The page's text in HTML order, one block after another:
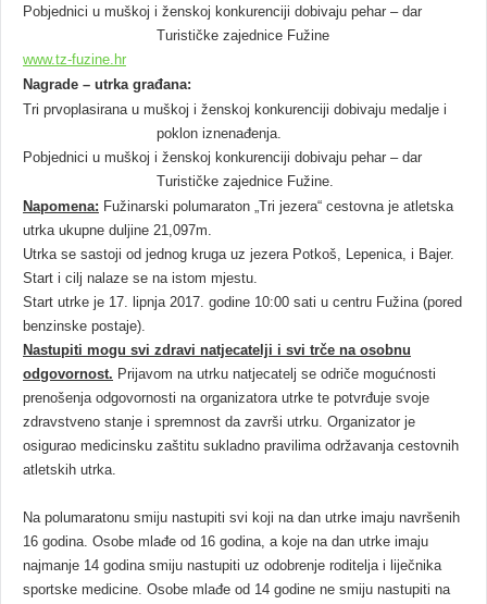
Pobjednici u muškoj i ženskoj konkurenciji dobivaju pehar – dar
Turističke zajednice Fužine
www.tz-fuzine.hr
Nagrade – utrka građana:
Tri prvoplasirana u muškoj i ženskoj konkurenciji dobivaju medalje i
poklon iznenađenja.
Pobjednici u muškoj i ženskoj konkurenciji dobivaju pehar – dar
Turističke zajednice Fužine.
Napomena: Fužinarski polumaraton „Tri jezera“ cestovna je atletska
utrka ukupne duljine 21,097m.
Utrka se sastoji od jednog kruga uz jezera Potkoš, Lepenica, i Bajer.
Start i cilj nalaze se na istom mjestu.
Start utrke je 17. lipnja 2017. godine 10:00 sati u centru Fužina (pored
benzinske postaje).
Nastupiti mogu svi zdravi natjecatelji i svi trče na osobnu
odgovornost. Prijavom na utrku natjecatelj se odriče mogućnosti
prenošenja odgovornosti na organizatora utrke te potvrđuje svoje
zdravstveno stanje i spremnost da završi utrku. Organizator je
osigurao medicinsku zaštitu sukladno pravilima održavanja cestovnih
atletskih utrka.
Na polumaratonu smiju nastupiti svi koji na dan utrke imaju navršenih
16 godina. Osobe mlađe od 16 godina, a koje na dan utrke imaju
najmanje 14 godina smiju nastupiti uz odobrenje roditelja i liječnika
sportske medicine. Osobe mlađe od 14 godine ne smiju nastupiti na